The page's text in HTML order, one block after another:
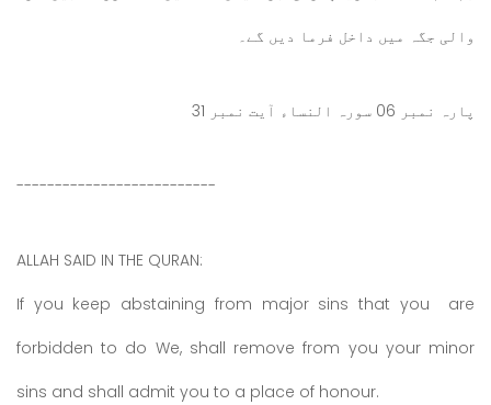
والی جگہ میں داخل فرما دیں گے۔
پارہ نمبر 06 سورہ النساء آیت نمبر 31
--------------------------
ALLAH SAID IN THE QURAN:
If you keep abstaining from major sins that you are
forbidden to do We, shall remove from you your minor
sins and shall admit you to a place of honour.